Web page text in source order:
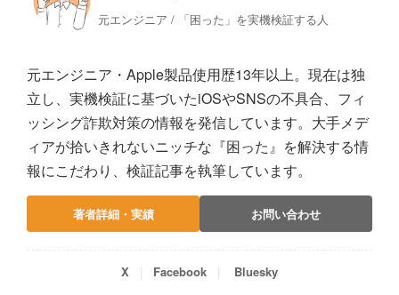
元エンジニア / 「困った」を実機検証する人
元エンジニア・Apple製品使用歴13年以上。現在は独
立し、実機検証に基づいたiOSやSNSの不具合、フィ
ッシング詐欺対策の情報を発信しています。大手メデ
ィアが拾いきれないニッチな『困った』を解決する情
報にこだわり、検証記事を執筆しています。
著者詳細・実績 お問い合わせ
X Facebook Bluesky